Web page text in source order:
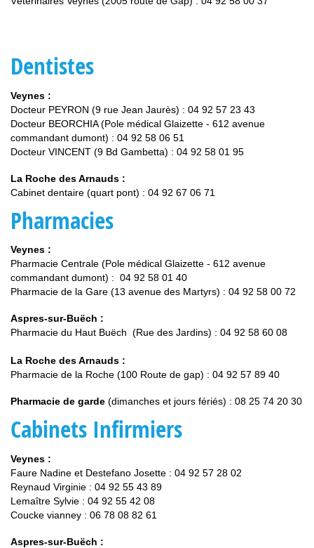
Dentistes
Veynes :
Docteur PEYRON (9 rue Jean Jaurès) : 04 92 57 23 43
Docteur BEORCHIA (Pole médical Glaizette - 612 avenue
commandant dumont) : 04 92 58 06 51
Docteur VINCENT (9 Bd Gambetta) : 04 92 58 01 95
La Roche des Arnauds :
Cabinet dentaire (quart pont) : 04 92 67 06 71
Pharmacies
Veynes :
Pharmacie Centrale (Pole médical Glaizette - 612 avenue
commandant dumont) : 04 92 58 01 40
Pharmacie de la Gare (13 avenue des Martyrs) : 04 92 58 00 72
Aspres-sur-Buëch :
Pharmacie du Haut Buëch (Rue des Jardins) : 04 92 58 60 08
La Roche des Arnauds :
Pharmacie de la Roche (100 Route de gap) : 04 92 57 89 40
Pharmacie de garde (dimanches et jours fériés) : 08 25 74 20 30
Cabinets Infirmiers
Veynes :
Faure Nadine et Destefano Josette : 04 92 57 28 02
Reynaud Virginie : 04 92 55 43 89
Lemaître Sylvie : 04 92 55 42 08
Coucke vianney : 06 78 08 82 61
Aspres-sur-Buëch :